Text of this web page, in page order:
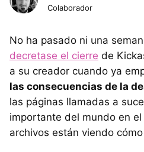
Colaborador
No ha pasado ni una
decretase el cierre de
a su creador cuando ya
las consecuencias de la
las páginas llamadas a
importante del mundo en
archivos están viendo